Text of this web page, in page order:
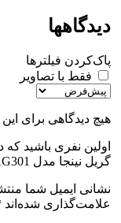
دیدگاهها
پاک‌کردن فیلترها
فقط با تصاویر
هیچ دیدگاهی برای
اولین نفری باشید
گریل نینجا مدل AG301”
نشانی ایمیل شما
علامت‌گذاری شده‌اند